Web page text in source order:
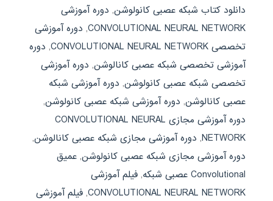
دانلود کتاب شبکه عصبی کانولوشن, دوره آموزشی
CONVOLUTIONAL NEURAL NETWORK
, دوره آموزشی
تخصصی CONVOLUTIONAL NEURAL NETWORK
, دوره
آموزشی تخصصی شبکه عصبی کانالوشن, دوره آموزشی
تخصصی شبکه عصبی کانولوشن, دوره آموزشی شبکه
عصبی کانالوشن, دوره آموزشی شبکه عصبی کانولوشن,
دوره آموزشی مجازی CONVOLUTIONAL NEURAL
NETWORK
, دوره آموزشی مجازی شبکه عصبی کانالوشن,
دوره آموزشی مجازی شبکه عصبی کانولوشن, عمیق
Convolutional عصبی شبکه
, فیلم آموزشی
CONVOLUTIONAL NEURAL NETWORK
, فیلم آموزشی